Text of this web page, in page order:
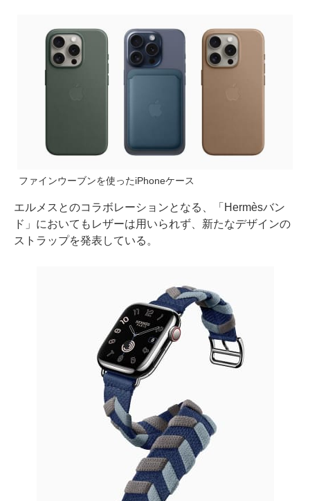
ファインウーブンを使ったiPhoneケース
エルメスとのコラボレーションとなる、「Hermèsバン
ド」においてもレザーは用いられず、新たなデザインの
ストラップを発表している。